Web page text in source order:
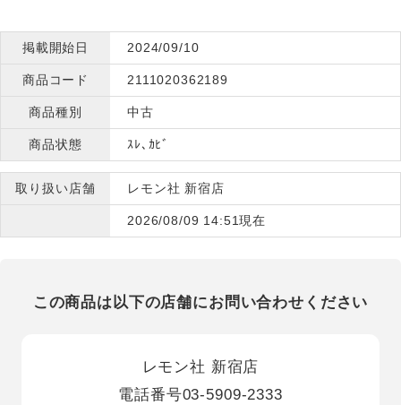
掲載開始日 2024/09/10
商品コード 2111020362189
商品種別 中古
商品状態 ｽﾚ､ｶﾋﾞ
取り扱い店舗 レモン社 新宿店
2026/08/09 14:51現在
この商品は以下の店舗にお問い合わせください
レモン社 新宿店
電話番号03-5909-2333